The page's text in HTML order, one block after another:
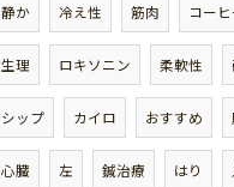
静か 冷え性 筋肉 コー
生理 ロキソニン 柔軟性
シップ カイロ おすすめ
心臓 左 鍼治療 はり